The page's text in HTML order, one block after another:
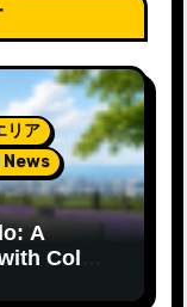
リア
News
A
Color